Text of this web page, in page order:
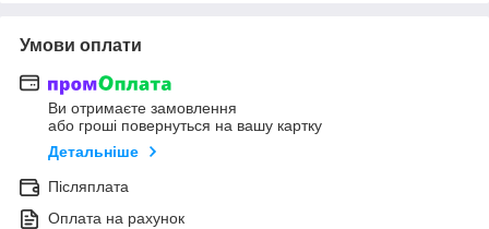
Умови оплати
Ви отримаєте замовлення
або гроші повернуться на вашу картку
Детальніше
Післяплата
Оплата на рахунок